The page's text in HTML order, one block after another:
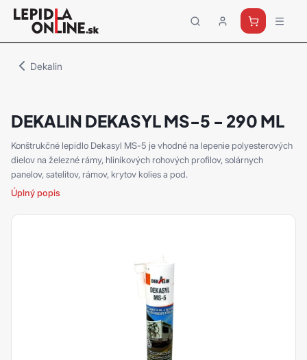
Priemyselné
lepidlá
Dekalin
DEKALIN DEKASYL MS-5 - 290 ML
Konštrukčné lepidlo Dekasyl MS-5 je vhodné na lepenie polyesterových
dielov na železné rámy, hliníkových rohových profilov, solárnych
panelov, satelitov, rámov, krytov kolies a pod.
Úplný popis